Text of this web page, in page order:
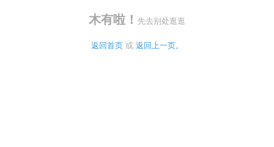
木有啦！ 先去别处逛逛
返回首页 或 返回上一页。